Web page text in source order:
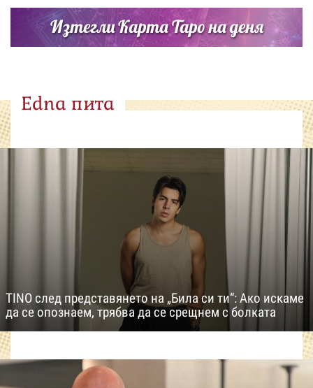
Изтегли Карта Таро на деня
Edna пита
TINO след представянето на „Била си ти“: Ако искаме
да се опознаем, трябва да се срещнем с болката